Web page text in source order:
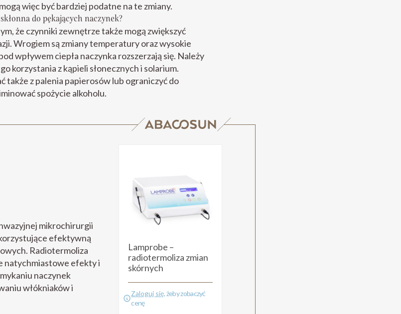
więc być bardziej podatne na te zmiany.
do pękających naczynek?
że czynniki zewnętrze także mogą zwiększyć
Wrogiem są zmiany temperatury oraz wysokie
wpływem ciepła naczynka rozszerzają się. Należy
korzystania z kąpieli słonecznych i solarium.
także z palenia papierosów lub ograniczyć do
spożycie alkoholu.
mikrochirurgii
efektywną
Radiotermoliza
natychmiastowe efekty i
naczynek
włókniaków i
Lamprobe –
radiotermoliza zmian
skórnych
Zaloguj się, żeby zobaczyć
cenę